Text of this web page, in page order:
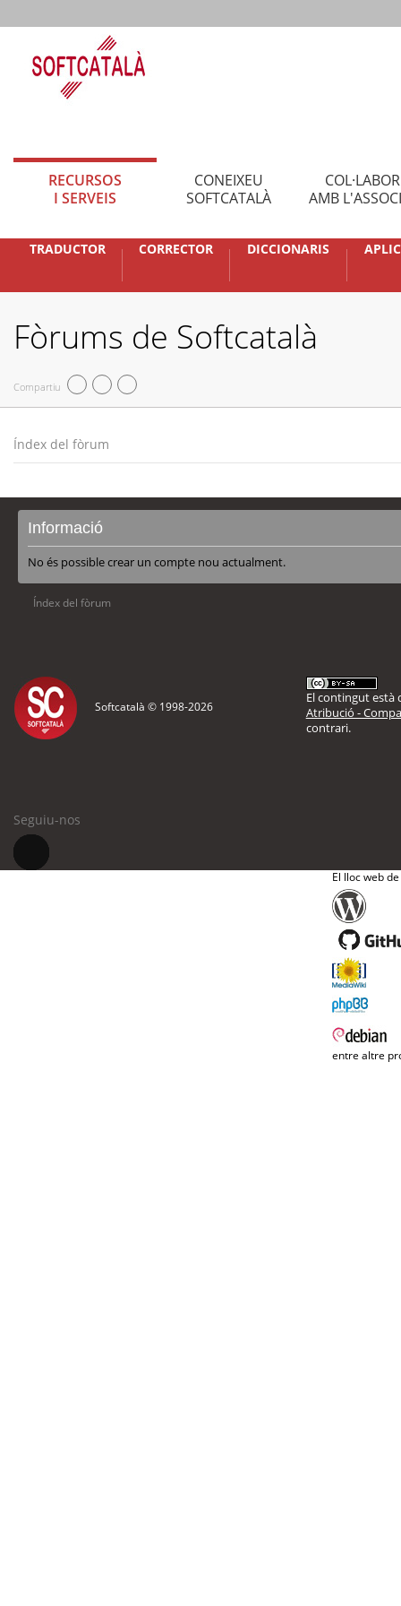
RECURSOS
I SERVEIS
CONEIXEU
SOFTCATALÀ
AMB
TRADUCTOR CORRECTOR DICCIONARIS
Fòrums de Softcatalà
Compartiu
Índex del fòrum
Informació
No és possible crear un compte nou actualment.
Índex del fòrum
Softcatalà © 1998-2026
El contingut està
Atribució -
contrari.
Seguiu-nos
El lloc web
entre altre